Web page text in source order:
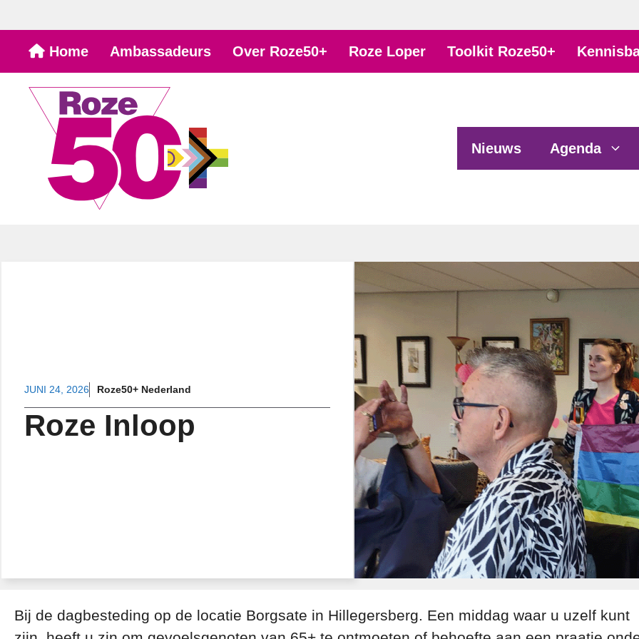
naar
inhoud
Home Ambassadeurs Over Roze50+ Roze Loper Toolkit Roze50+
Nieuws Agenda
JUNI 24, 2026 Roze50+ Nederland
Roze Inloop
Bij de dagbesteding op de locatie Borgsate in Hillegersberg. Een middag waar u uzelf kunt